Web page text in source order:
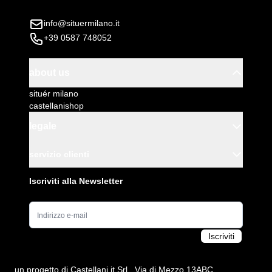
info@situermilano.it
+39 0587 748052
situér milano
castellanishop
Iscriviti alla Newsletter
Indirizzo e-mail
Iscriviti
un progetto di Castellani.it Srl , Via di Mezzo 13ABC,